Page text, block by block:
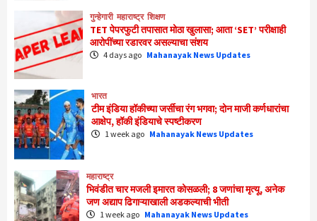
गुन्हेगारी महाराष्ट्र शिक्षण
TET पेपरफुटी तपासात मोठा खुलासा; आता ‘SET’ परीक्षाही
आरोपींच्या रडारवर असल्याचा संशय
4 days ago Mahanayak News Updates
भारत
टीम इंडिया हॉकीच्या जर्सीचा रंग भगवा; दोन माजी कर्णधारांचा
आक्षेप, हॉकी इंडियाचे स्पष्टीकरण
1 week ago Mahanayak News Updates
महाराष्ट्र
भिवंडीत चार मजली इमारत कोसळली; 8 जणांचा मृत्यू, अनेक
जण अद्याप ढिगाऱ्याखाली अडकल्याची भीती
1 week ago Mahanayak News Updates